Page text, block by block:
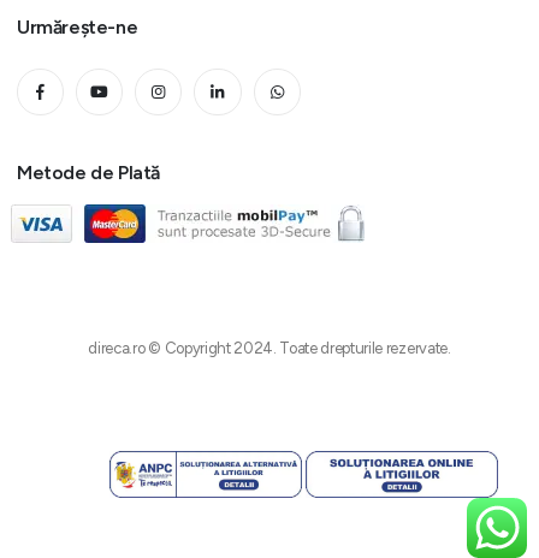
Urmărește-ne
Metode de Plată
direca.ro © Copyright 2024. Toate drepturile rezervate.